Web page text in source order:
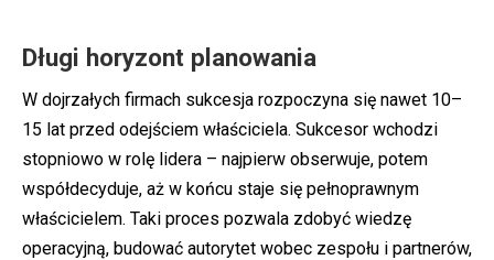
Długi horyzont planowania
W dojrzałych firmach sukcesja rozpoczyna się nawet 10–
15 lat przed odejściem właściciela. Sukcesor wchodzi
stopniowo w rolę lidera – najpierw obserwuje, potem
współdecyduje, aż w końcu staje się pełnoprawnym
właścicielem. Taki proces pozwala zdobyć wiedzę
operacyjną, budować autorytet wobec zespołu i partnerów,